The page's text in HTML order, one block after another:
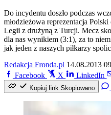
Do incydentu doszło podczas
młodzieżowa reprezentacja
Legii z drużyną z Turcji. Mecz
dla nas wynikiem (3:1), za to
jak jeden z naszych piłkarzy
Redakcja Fronda.pl 14.08.2013
Facebook
X LinkedIn
Kopiuj link Skopiowano